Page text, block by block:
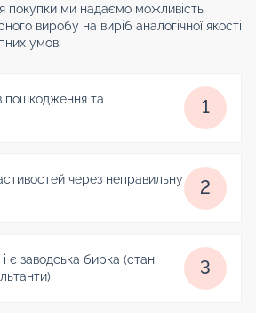
покупки ми надаємо можливість
виробу на виріб аналогічної якості
умов:
пошкодження та
1
через неправильну
2
є заводська бирка (стан
3